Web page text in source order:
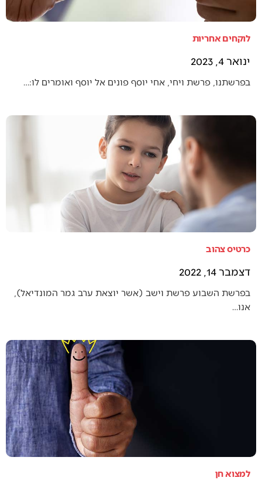
לוקחים אחריות
ינואר 4, 2023
בפרשתנו, פרשת ויחי, אחי יוסף פונים אל יוסף ואומרים לו:…
כרטיס צהוב
דצמבר 14, 2022
בפרשת השבוע פרשת וישב (אשר יוצאת ערב גמר המונדיאל),
אנו…
למצוא חן